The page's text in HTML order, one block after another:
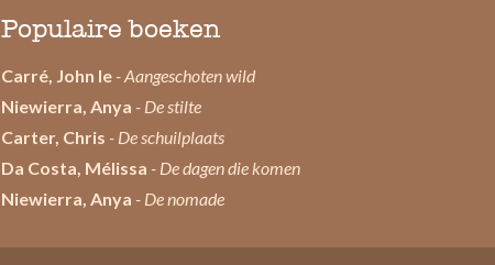
Populaire boeken
Carré, John le - Aangeschoten wild
Niewierra, Anya - De stilte
Carter, Chris - De schuilplaats
Da Costa, Mélissa - De dagen die komen
Niewierra, Anya - De nomade